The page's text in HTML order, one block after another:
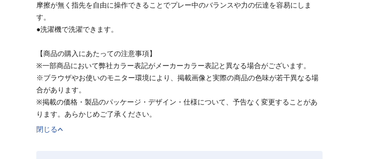
摩擦が無く指先を自由に操作できることでプレー中のバランスや力の伝達を容易にしま
す。
●洗濯機で洗濯できます。
【商品の購入にあたっての注意事項】
※一部商品において弊社カラー表記がメーカーカラー表記と異なる場合がございます。
※ブラウザやお使いのモニター環境により、掲載画像と実際の商品の色味が若干異なる場
合があります。
※掲載の価格・製品のパッケージ・デザイン・仕様について、予告なく変更することがあ
ります。あらかじめご了承ください。
閉じる